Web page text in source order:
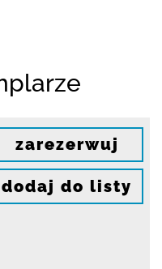
zarezerwuj
dodaj do listy